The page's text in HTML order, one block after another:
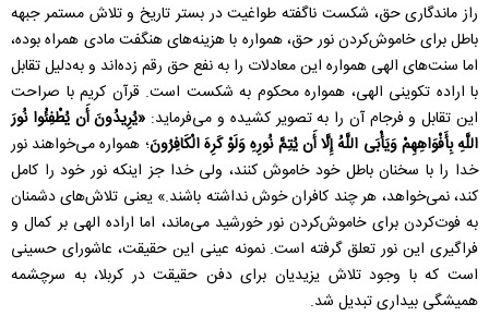
راز ماندگاری حق، شکست ناگفته طواغیت در بستر تاریخ و تلاش مستمر جبهه
باطل برای خاموش‌کردن نور حق، همواره با هزینه‌های هنگفت مادی همراه بوده،
اما سنت‌های الهی همواره این معادلات را به نفع حق رقم زده‌اند و به‌دلیل تقابل
با اراده تکوینی الهی، همواره محکوم به شکست است. قرآن کریم با صراحت
این تقابل و فرجام آن را به تصویر کشیده و می‌فرماید: «یُرِیدُونَ أَن یُطْفِئُوا نُورَ
اللَّهِ بِأَفْوَاهِهِمْ وَیَأْبَى اللَّهُ إِلَّا أَن یُتِمَّ نُورِهِ وَلَوْ كَرِهَ الْکَافِرُونَ؛ همواره می‌خواهند نور
خدا را با سخنان باطل خود خاموش کنند، ولی خدا جز اینکه نور خود را کامل
کند، نمی‌خواهد، هر چند کافران خوش نداشته باشند.» یعنی تلاش‌های دشمنان
به فوت‌کردن برای خاموش‌کردن نور خورشید می‌ماند، اما اراده الهی بر کمال و
فراگیری این نور تعلق گرفته است. نمونه عینی این حقیقت، عاشورای حسینی
است که با وجود تلاش یزیدیان برای دفن حقیقت در کربلا، به سرچشمه
همیشگی بیداری تبدیل شد.